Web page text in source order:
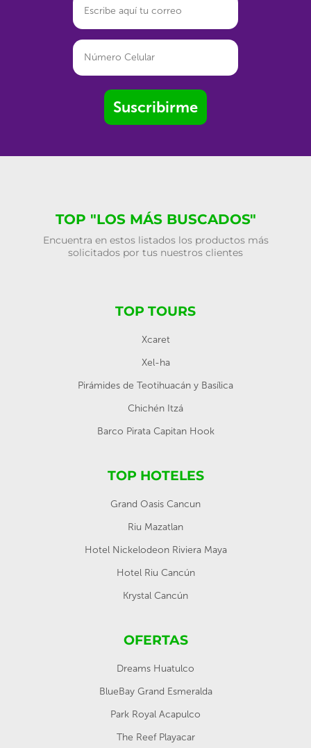
Suscribirme
TOP "LOS MÁS BUSCADOS"
Encuentra en estos listados los productos más
solicitados por tus nuestros clientes
TOP TOURS
Xcaret
Xel-ha
Pirámides de Teotihuacán y Basílica
Chichén Itzá
Barco Pirata Capitan Hook
TOP HOTELES
Grand Oasis Cancun
Riu Mazatlan
Hotel Nickelodeon Riviera Maya
Hotel Riu Cancún
Krystal Cancún
OFERTAS
Dreams Huatulco
BlueBay Grand Esmeralda
Park Royal Acapulco
The Reef Playacar